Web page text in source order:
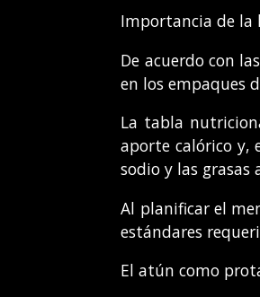
Importancia de
De acuerdo con
en los empaques
La tabla
aporte calórico y,
sodio y las grasas
Al planificar el
estándares
El atún como